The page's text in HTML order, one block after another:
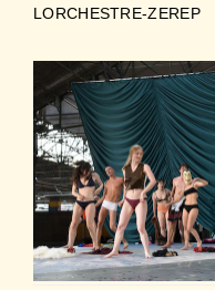
LORCHESTRE-ZEREP